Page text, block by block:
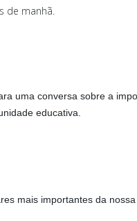
de manhã.
uma conversa sobre a
educativa.
mais importantes da nossa